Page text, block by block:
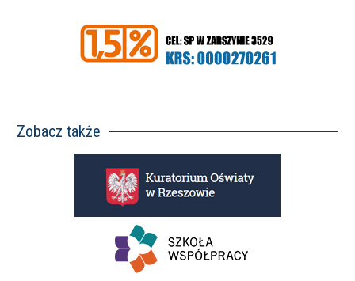
Zobacz także